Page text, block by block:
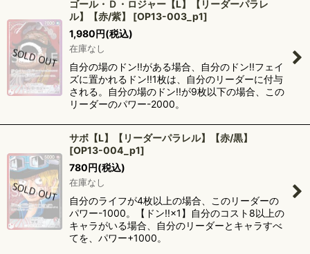
ゴール・Ｄ・ロジャー【L】【リーダーパラレ
ル】【赤/紫】
[OP13-003_p1]
1,980円(税込)
在庫なし
自分の場のドン!!がある場合、自分のドン!!フェイ
ズに置かれるドン!!1枚は、自分のリーダーに付与
される。自分の場のドン!!が9枚以下の場合、この
リーダーのパワー-2000。
サボ【L】【リーダーパラレル】【赤/黒】
[OP13-004_p1]
780円(税込)
在庫なし
自分のライフが4枚以上の場合、このリーダーの
パワー-1000。【ドン!!×1】自分のコスト8以上の
キャラがいる場合、自分のリーダーとキャラすべ
てを、パワー+1000。